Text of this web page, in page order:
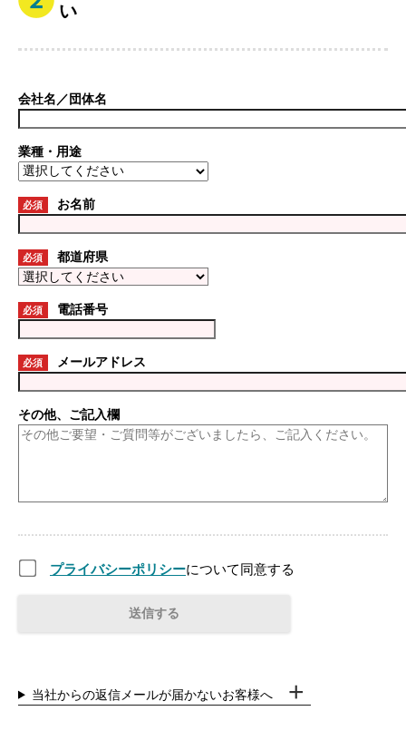
い
会社名／団体名
業種・用途
必須 お名前
必須 都道府県
必須 電話番号
必須 メールアドレス
その他、ご記入欄
プライバシーポリシーについて同意する
当社からの返信メールが届かないお客様へ